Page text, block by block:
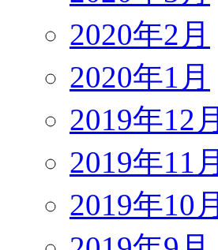
2020年2月
2020年1月
2019年12月
2019年11月
2019年10月